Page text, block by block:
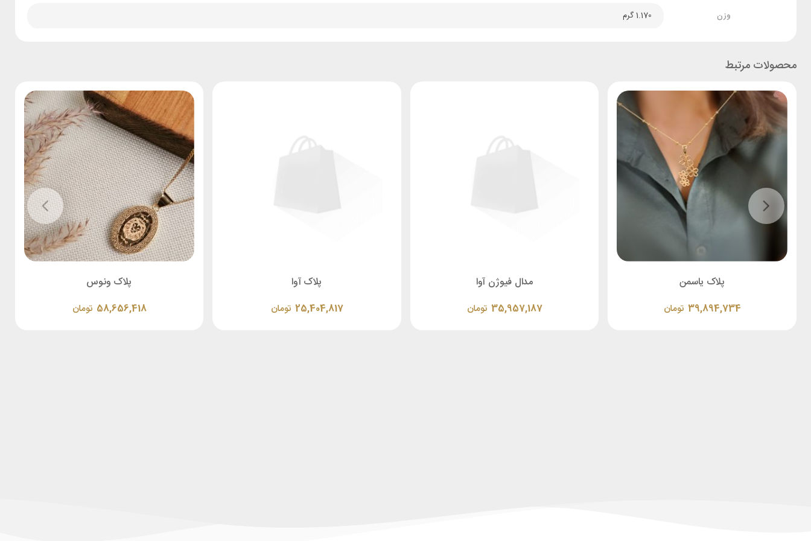
وزن 1.170 گرم
محصولات مرتبط
پلاک یاسمن
تومان 39,894,734
مدال فیوژن آوا
تومان 35,957,187
پلاک آوا
تومان 25,404,817
پلاک ونوس
تومان 58,656,418